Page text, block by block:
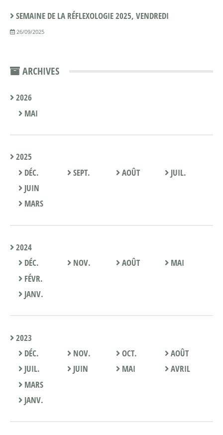
SEMAINE DE LA RÉFLEXOLOGIE 2025, VENDREDI
26/09/2025
ARCHIVES
2026
MAI
2025
DÉC.
SEPT. AOÛT
JUIL.
JUIN
MARS
2024
DÉC.
NOV. AOÛT
MAI
FÉVR.
JANV.
2023
DÉC.
NOV. OCT.
AOÛT
JUIL.
JUIN MAI
AVRIL
MARS
JANV.